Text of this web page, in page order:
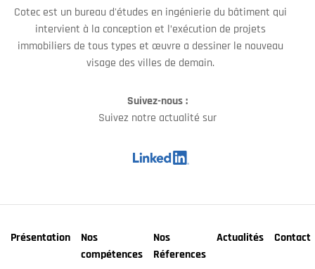
Cotec est un bureau d'études en ingénierie du bâtiment qui
intervient à la conception et l’exécution de projets
immobiliers de tous types et œuvre a dessiner le nouveau
visage des villes de demain.
Suivez-nous :
Suivez notre actualité sur
Présentation
Nos
compétences
Nos
Réferences
Actualités Contact